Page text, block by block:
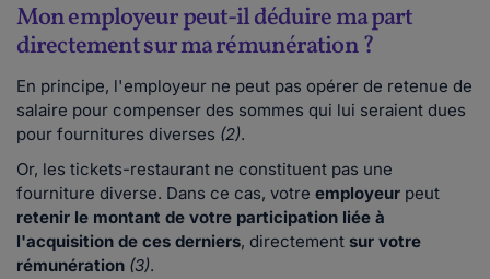
Mon employeur peut-il déduire ma part
directement sur ma rémunération ?
En principe, l'employeur ne peut pas opérer de retenue de
salaire pour compenser des sommes qui lui seraient dues
pour fournitures diverses (2).
Or, les tickets-restaurant ne constituent pas une
fourniture diverse. Dans ce cas, votre employeur peut
retenir le montant de votre participation liée à
l'acquisition de ces derniers, directement sur votre
rémunération (3).